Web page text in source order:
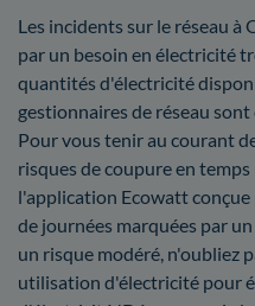
Les incidents sur le réseau
par un besoin en électricité
quantités d'électricité
gestionnaires de réseau
Pour vous tenir au courant
risques de coupure en
l'application Ecowatt conçue
de journées marquées par
un risque modéré, n'oubliez
utilisation d'électricité pour